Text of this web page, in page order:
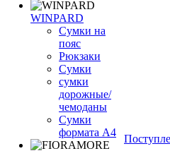
WINPARD
Сумки на
пояс
Рюкзаки
Сумки
сумки
дорожные/
чемоданы
Сумки
формата А4